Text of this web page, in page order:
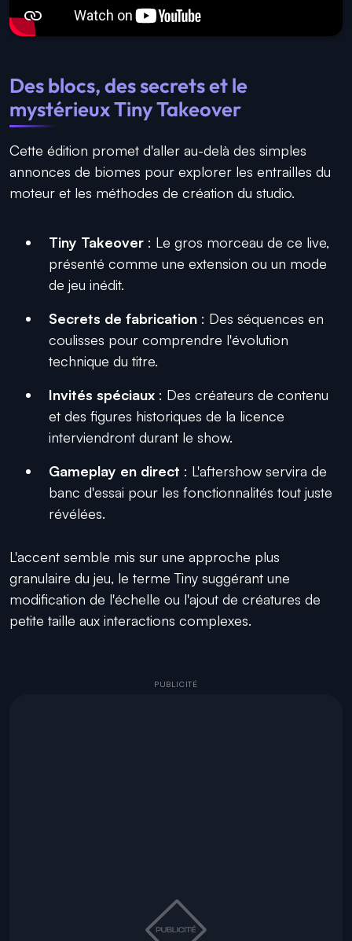
Des blocs, des secrets et le
mystérieux Tiny Takeover
Cette édition promet d'aller au-delà des simples
annonces de biomes pour explorer les entrailles du
moteur et les méthodes de création du studio.
Tiny Takeover : Le gros morceau de ce live,
présenté comme une extension ou un mode
de jeu inédit.
Secrets de fabrication : Des séquences en
coulisses pour comprendre l'évolution
technique du titre.
Invités spéciaux : Des créateurs de contenu
et des figures historiques de la licence
interviendront durant le show.
Gameplay en direct : L'aftershow servira de
banc d'essai pour les fonctionnalités tout juste
révélées.
L'accent semble mis sur une approche plus
granulaire du jeu, le terme Tiny suggérant une
modification de l'échelle ou l'ajout de créatures de
petite taille aux interactions complexes.